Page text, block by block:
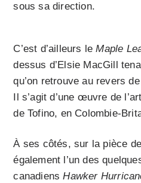
sous sa direction.
C’est d’ailleurs leMaple
dessus d’Elsie MacGill
qu’on retrouve au revers
Il s’agit d’une œuvre de
de Tofino, en Colombie-
À ses côtés, sur la pièce
également l’un des
canadiensHawker